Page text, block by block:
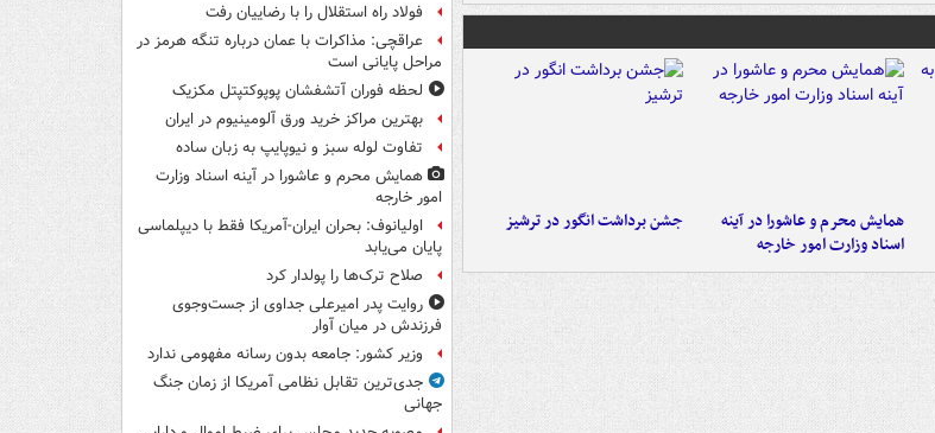
همایش محرم و عاشورا در آینه
اسناد وزارت امور خارجه
جشن برداشت انگور در ترشیز
فولاد راه استقلال را با رضاییان رفت
عراقچی: مذاکرات با عمان درباره تنگه هرمز در
مراحل پایانی است
لحظه فوران آتشفشان پوپوکتپتل مکزیک
بهترین مراکز خرید ورق آلومینیوم در ایران
تفاوت لوله سبز و نیوپایپ به زبان ساده
همایش محرم و عاشورا در آینه اسناد وزارت
امور خارجه
اولیانوف: بحران ایران-آمریکا فقط با دیپلماسی
پایان می‌یابد
صلاح ترک‌ها را پولدار کرد
روایت پدر امیرعلی جداوی از جست‌وجوی
فرزندش در میان آوار
وزیر کشور: جامعه بدون رسانه مفهومی ندارد
جدی‌ترین تقابل نظامی آمریکا از زمان جنگ
جهانی